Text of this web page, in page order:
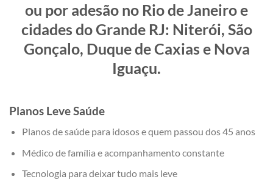
ou por adesão no Rio de Janeiro e
cidades do Grande RJ: Niterói, São
Gonçalo, Duque de Caxias e Nova
Iguaçu.
Planos Leve Saúde
Planos de saúde para idosos e quem passou dos 45 anos
Médico de família e acompanhamento constante
Tecnologia para deixar tudo mais leve